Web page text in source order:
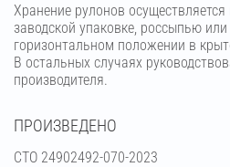
Хранение рулонов осуществляется
заводской упаковке, россыпью
горизонтальном положении в
В остальных случаях
производителя.
ПРОИЗВЕДЕНО
СТО 24902492-070-2023